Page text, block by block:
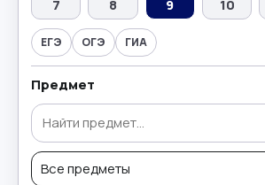
7
8 9 10
ЕГЭ ОГЭ ГИА
Предмет
Все предметы